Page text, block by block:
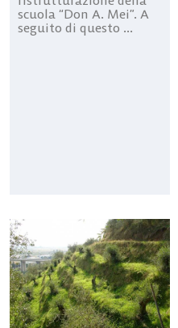
scuola “Don A. Mei”. A
seguito di questo ...